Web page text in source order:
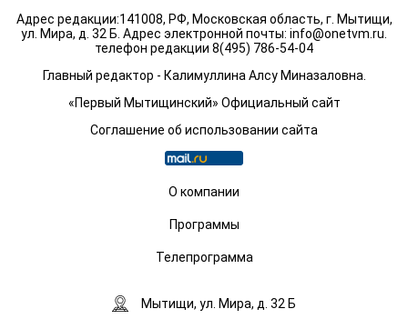
Адрес редакции:141008, РФ, Московская область, г. Мытищи,
ул. Мира, д. 32 Б. Адрес электронной почты: info@onetvm.ru
телефон редакции 8(495) 786-54-04
Главный редактор - Калимуллина Алсу Миназаловна.
«Первый Мытищинский» Официальный сайт
Соглашение об использовании сайта
О компании
Программы
Телепрограмма
Мытищи, ул. Мира, д. 32 Б